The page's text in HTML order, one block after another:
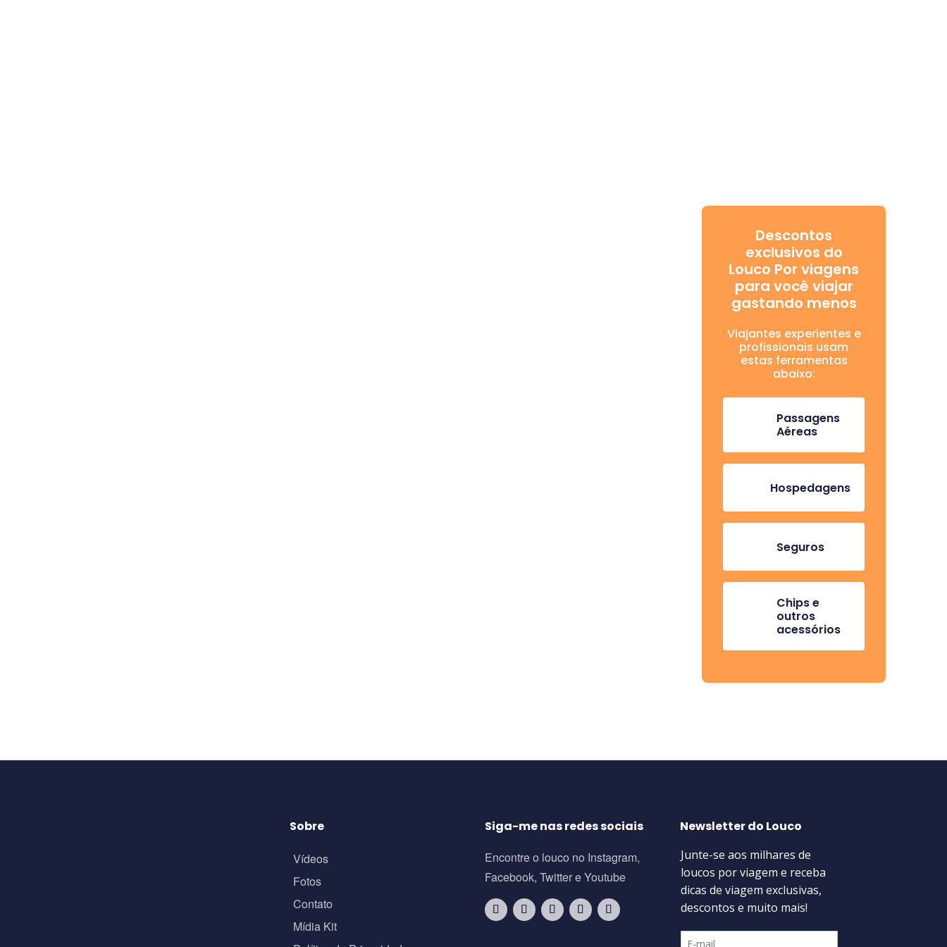
Descontos
exclusivos do
Louco Por viagens
para você viajar
gastando menos
Viajantes experientes e
profissionais usam
estas ferramentas
abaixo:
Passagens
Aéreas
Hospedagens
Seguros
Chips e
outros
acessórios
Sobre
Vídeos
Fotos
Contato
Mídia Kit
Siga-me nas redes sociais
Encontre o louco no Instagram,
Facebook, Twitter e Youtube
Newsletter do Louco